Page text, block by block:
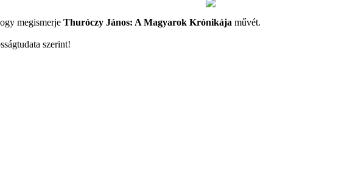
megismerje Thuróczy János: A Magyarok Krónikája művét.
szerint!